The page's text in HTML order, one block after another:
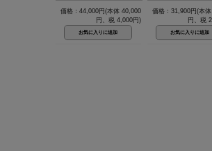
価格：44,000円(本体 40,000
円、税 4,000円)
価格：31,900円(本
円、税